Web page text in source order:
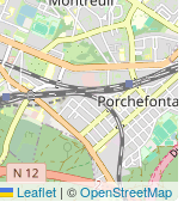
Leaflet | ©OpenStreetMap